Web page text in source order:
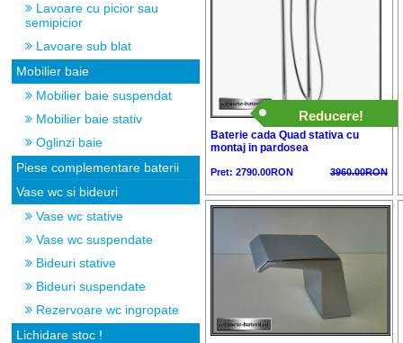
Lavoare cu picior sau
semipicior
Lavoare sub blat
Mobilier baie
Mobilier baie suspendat
Mobilier baie stativ
Oglinzi baie
Piese complementare baterii
Vase wc si bideuri
Vase wc stative
Vase wc suspendate
Bideuri stative
Bideuri suspendate
Rezervoare wc ingropate
Lichidare stoc !
Reducere!
Baterie cada Quad stativa cu
montaj in pardosea
Pret: 2790.00RON 3960.00RON